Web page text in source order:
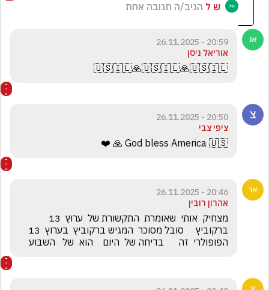
ש ל הגיב/ה תגובה אחת
20:59 - 26.11.2025
אוריאל ניסן
🇺🇸🇮🇱🙏🇺🇸🇮🇱🙏🇺🇸🇮🇱
20:50 - 26.11.2025
ציפי צבי
God bless America 🇺🇸 🙏 ❤️
20:46 - 26.11.2025
אהרון רובין
הפופולרי  זה      בדיחה של  היום    הוא  של   השבוע